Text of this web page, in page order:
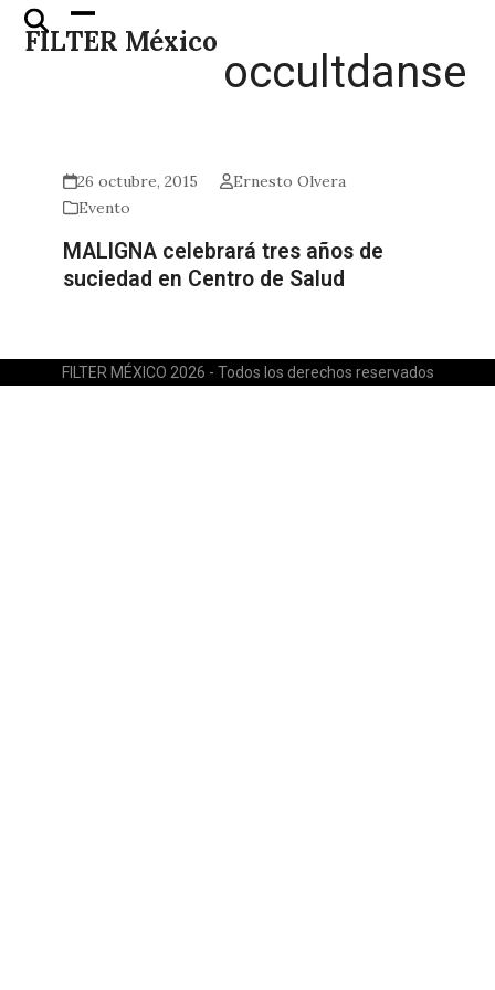
Skip
FILTER México
Open
mobile
Close
mobile
occultdanse
26 octubre, 2015
Ernesto Olvera
Evento
MALIGNA celebrará tres años de
suciedad en Centro de Salud
FILTER MÉXICO 2026 - Todos los derechos reservados